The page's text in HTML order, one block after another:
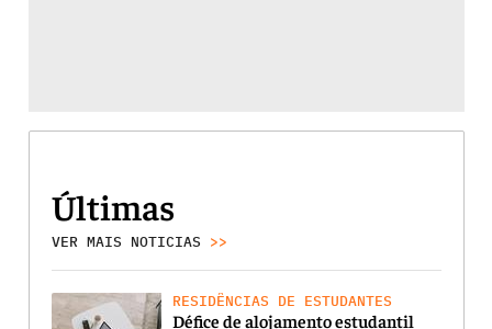
Últimas
VER MAIS NOTICIAS >>
RESIDÊNCIAS DE ESTUDANTES
Défice de alojamento estudantil